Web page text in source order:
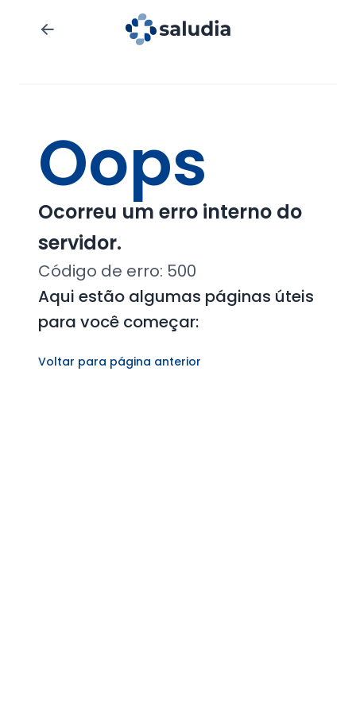
Oops
Ocorreu um erro interno do
servidor.
Código de erro: 500
Aqui estão algumas páginas úteis
para você começar:
Voltar para página anterior